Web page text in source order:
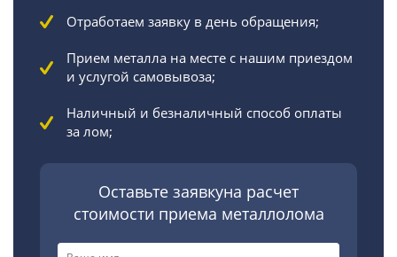
Отработаем заявку в день обращения;
Прием металла на месте с нашим приездом
и услугой самовывоза;
Наличный и безналичный способ оплаты
за лом;
Оставьте заявкуна расчет
стоимости приема металлолома